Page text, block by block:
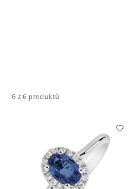
6 z 6 produktů